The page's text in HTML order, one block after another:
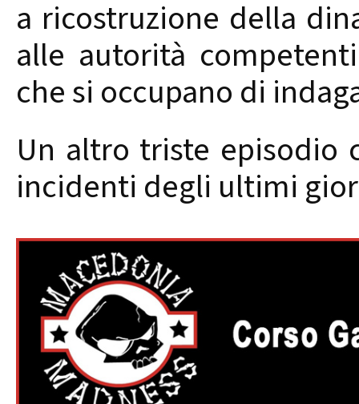
a ricostruzione della
alle autorità
che si occupano di
Un altro triste episodio
incidenti degli ultimi